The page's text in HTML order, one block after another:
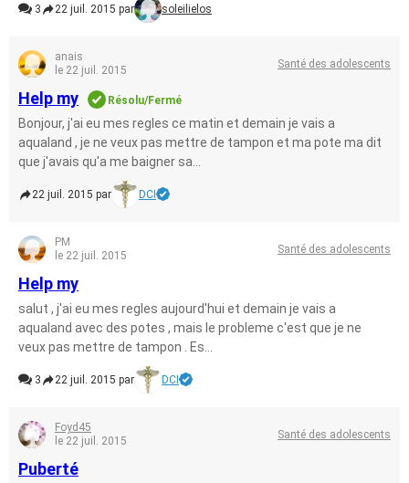
3 22 juil. 2015 par soleilielos
anais
le 22 juil. 2015
Santé des adolescents
Help my Résolu/Fermé
Bonjour, j'ai eu mes regles ce matin et demain je vais a
aqualand , je ne veux pas mettre de tampon et ma pote ma dit
que j'avais qu'a me baigner sa...
22 juil. 2015 par DCI
PM
le 22 juil. 2015
Santé des adolescents
Help my
salut , j'ai eu mes regles aujourd'hui et demain je vais a
aqualand avec des potes , mais le probleme c'est que je ne
veux pas mettre de tampon . Es...
3 22 juil. 2015 par DCI
Foyd45
le 22 juil. 2015
Santé des adolescents
Puberté